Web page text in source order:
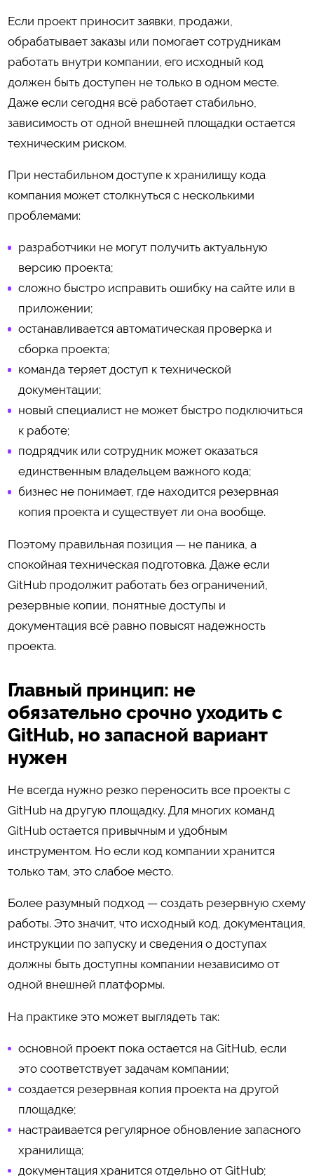
Если проект приносит заявки, продажи,
обрабатывает заказы или помогает сотрудникам
работать внутри компании, его исходный код
должен быть доступен не только в одном месте.
Даже если сегодня всё работает стабильно,
зависимость от одной внешней площадки остается
техническим риском.
При нестабильном доступе к хранилищу кода
компания может столкнуться с несколькими
проблемами:
разработчики не могут получить актуальную
версию проекта;
сложно быстро исправить ошибку на сайте или в
приложении;
останавливается автоматическая проверка и
сборка проекта;
команда теряет доступ к технической
документации;
новый специалист не может быстро подключиться
к работе;
подрядчик или сотрудник может оказаться
единственным владельцем важного кода;
бизнес не понимает, где находится резервная
копия проекта и существует ли она вообще.
Поэтому правильная позиция — не паника, а
спокойная техническая подготовка. Даже если
GitHub продолжит работать без ограничений,
резервные копии, понятные доступы и
документация всё равно повысят надежность
проекта.
Главный принцип: не
обязательно срочно уходить с
GitHub, но запасной вариант
нужен
Не всегда нужно резко переносить все проекты с
GitHub на другую площадку. Для многих команд
GitHub остается привычным и удобным
инструментом. Но если код компании хранится
только там, это слабое место.
Более разумный подход — создать резервную схему
работы. Это значит, что исходный код, документация,
инструкции по запуску и сведения о доступах
должны быть доступны компании независимо от
одной внешней платформы.
На практике это может выглядеть так:
основной проект пока остается на GitHub, если
это соответствует задачам компании;
создается резервная копия проекта на другой
площадке;
настраивается регулярное обновление запасного
хранилища;
документация хранится отдельно от GitHub;